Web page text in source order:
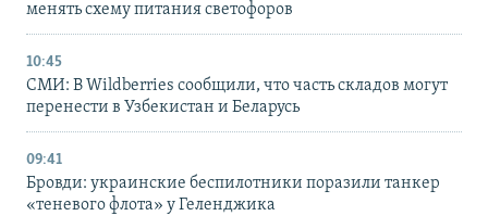
менять схему питания светофоров
10:45
СМИ: В Wildberries сообщили, что часть складов могут
перенести в Узбекистан и Беларусь
09:41
Бровди: украинские беспилотники поразили танкер
«теневого флота» у Геленджика